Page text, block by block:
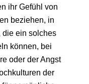
ihr Gefühl von
beziehen, in
die ein solches
können, bei
oder der Angst
der